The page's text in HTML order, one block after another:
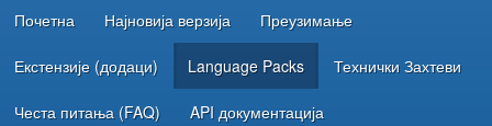
РЕСУРСИ ЗА РАЗВОЈ
Почетна Најновија верзија Преузимање
Екстензије (додаци) Language Packs Технички Захтеви
Честа питања (FAQ) API документација